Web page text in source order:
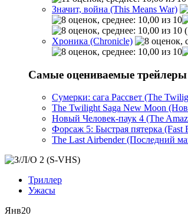
Значит, война (This Means War)
Хроника (Chronicle)
Самые оцениваемые трейлеры
Сумерки: cага Рассвет (The
The Twilight Saga New Moon
Новый Человек-паук 4 (The
Форсаж 5: Быстрая пятерка (Fast
The Last Airbender (Последний
Триллер
Ужасы
Янв20